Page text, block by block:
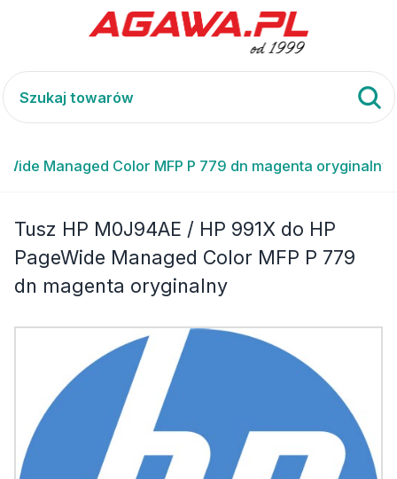
Managed Color MFP P 779 dn magenta oryginalny
Tusz HP M0J94AE / HP 991X do HP
PageWide Managed Color MFP P 779
dn magenta oryginalny